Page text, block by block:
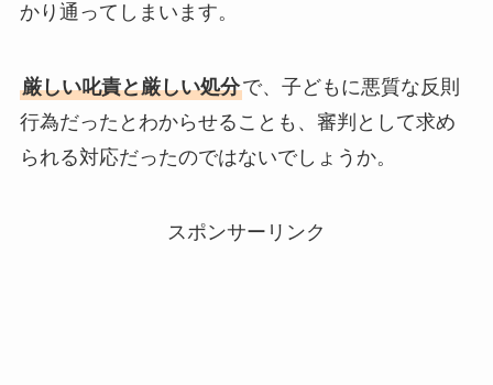
かり通ってしまいます。
厳しい叱責と厳しい処分で、子どもに悪質な反則
行為だったとわからせることも、審判として求め
られる対応だったのではないでしょうか。
スポンサーリンク